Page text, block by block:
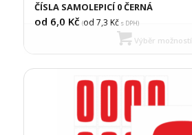
ČÍSLA SAMOLEPICÍ 0 ČERNÁ
od 6,0 Kč (od 7,3 Kčs DPH)
Výběr možností